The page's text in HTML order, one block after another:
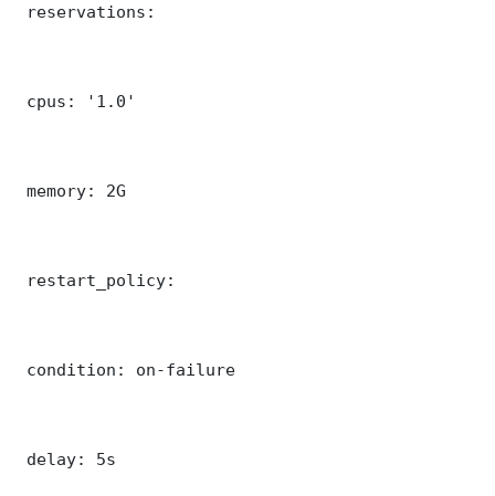
reservations:
cpus: '1.0'
memory: 2G
restart_policy:
condition: on-failure
delay: 5s